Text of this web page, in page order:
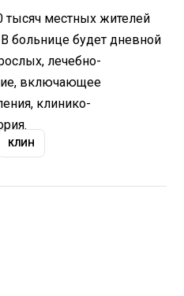
тысяч местных жителей
больнице будет дневной
лечебно-
включающее
клинико-
КЛИН